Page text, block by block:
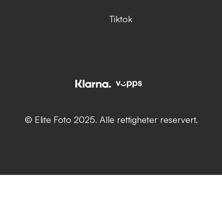
Tiktok
© Elite Foto 2025. Alle rettigheter reservert.